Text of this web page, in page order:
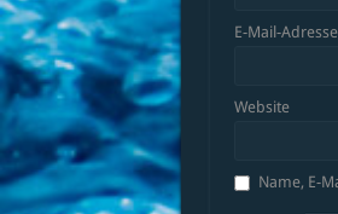
E-Mail-Adresse
Website
Name, E-